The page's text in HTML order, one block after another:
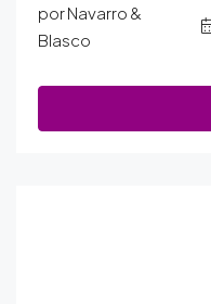
por Navarro &
Blasco